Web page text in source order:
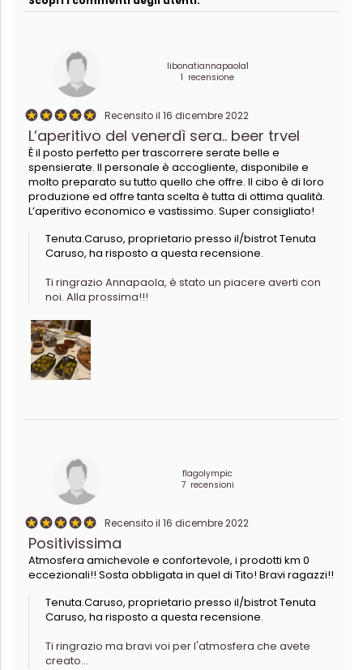
libonatiannapaola1
1 recensione
Recensito il 16 dicembre 2022
L’aperitivo del venerdì sera.. beer trvel
È il posto perfetto per trascorrere serate belle e
spensierate. Il personale è accogliente, disponibile e
molto preparato su tutto quello che offre. Il cibo è di loro
produzione ed offre tanta scelta è tutta di ottima qualità.
L’aperitivo economico e vastissimo. Super consigliato!
Tenuta.Caruso, proprietario presso il/bistrot Tenuta
Caruso, ha risposto a questa recensione.
Ti ringrazio Annapaola, è stato un piacere averti con
noi. Alla prossima!!!
flagolympic
7 recensioni
Recensito il 16 dicembre 2022
Positivissima
Atmosfera amichevole e confortevole, i prodotti km 0
eccezionali!! Sosta obbligata in quel di Tito! Bravi ragazzi!!
Tenuta.Caruso, proprietario presso il/bistrot Tenuta
Caruso, ha risposto a questa recensione.
Ti ringrazio ma bravi voi per l'atmosfera che avete
creato...